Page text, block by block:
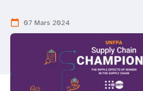
calendar_today 07 Mars 2024